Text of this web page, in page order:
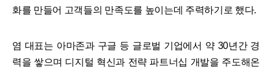
화를 만들어 고객들의 만족도를 높이는데 주력하기로 했다.
염 대표는 아마존과 구글 등 글로벌 기업에서 약 30년간 경
력을 쌓으며 디지털 혁신과 전략 파트너십 개발을 주도해온